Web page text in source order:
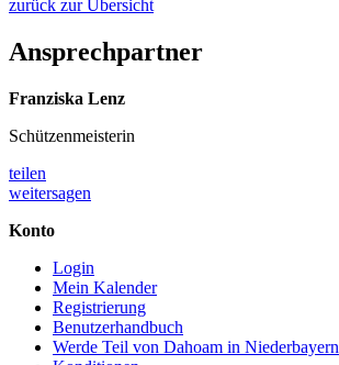
zurück zur Übersicht
Ansprechpartner
Franziska Lenz
Schützenmeisterin
teilen
weitersagen
Konto
Login
Mein Kalender
Registrierung
Benutzerhandbuch
Werde Teil von Dahoam in Niederbayern